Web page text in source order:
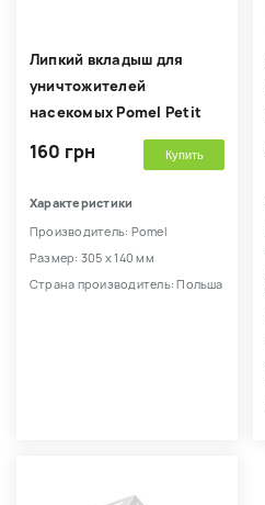
Липкий вкладыш для
уничтожителей
насекомых Pomel Petit
160 грн Купить
Характеристики
Производитель: Pomel
Размер: 305 х 140 мм
Страна производитель: Польша